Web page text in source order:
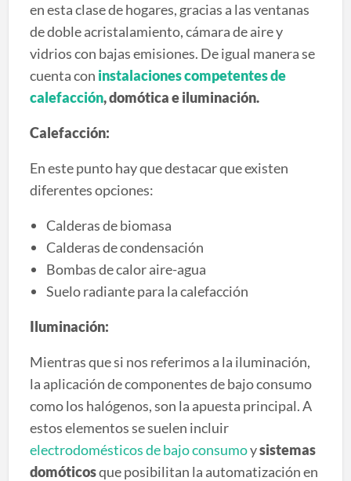
en esta clase de hogares, gracias a las ventanas
de doble acristalamiento, cámara de aire y
vidrios con bajas emisiones. De igual manera se
cuenta con instalaciones competentes de
calefacción, domótica e iluminación.
Calefacción:
En este punto hay que destacar que existen
diferentes opciones:
Calderas de biomasa
Calderas de condensación
Bombas de calor aire-agua
Suelo radiante para la calefacción
Iluminación:
Mientras que si nos referimos a la iluminación,
la aplicación de componentes de bajo consumo
como los halógenos, son la apuesta principal. A
estos elementos se suelen incluir
electrodomésticos de bajo consumoysistemas
domóticosque posibilitan la automatización en